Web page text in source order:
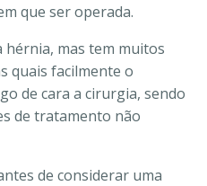
que ser operada.
hérnia, mas tem muitos
quais facilmente o
de cara a cirurgia, sendo
de tratamento não
de considerar uma